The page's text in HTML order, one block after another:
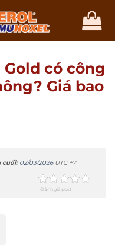
Gold có công
Giá bao
cuối: 02/03/2026UTC +7
Đánh giá post